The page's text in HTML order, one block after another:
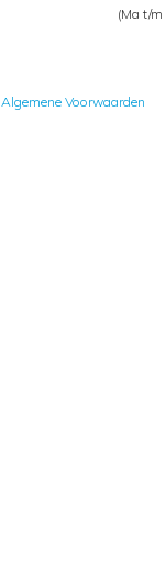
(Ma t/
Algemene Voorwaarden